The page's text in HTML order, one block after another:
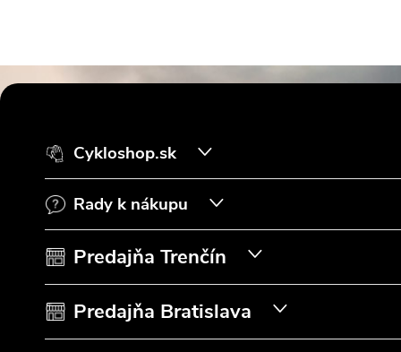
Z
Cykloshop.sk
Rady k nákupu
Predajňa Trenčín
Predajňa Bratislava